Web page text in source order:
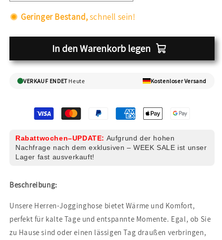
Geringer Bestand,schnell sein!
In den Warenkorb legen
VERKAUF ENDETHeute Kostenloser Versand
Rabattwochen–UPDATE: Aufgrund der hohen
Nachfrage nach dem exklusiven – WEEK SALE ist unser
Lager fast ausverkauft!
Beschreibung:
Unsere Herren-Jogginghose bietet Wärme und Komfort,
perfekt für kalte Tage und entspannte Momente. Egal, ob Sie
zu Hause sind oder einen lässigen Tag draußen verbringen,